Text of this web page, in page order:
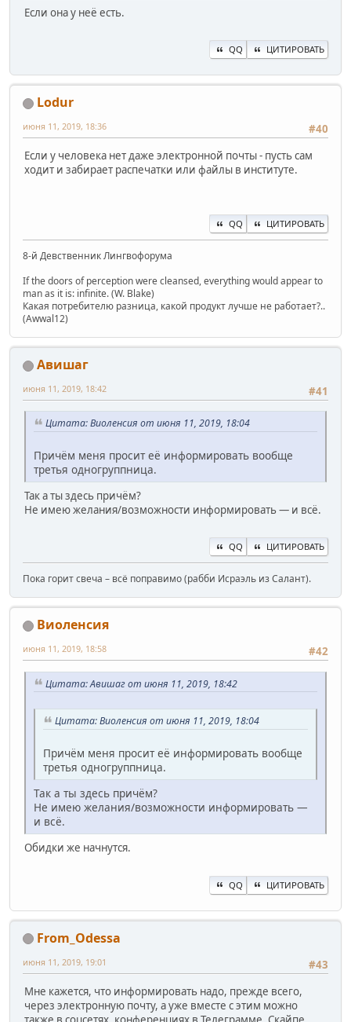
Если она у неё есть.
QQ ЦИТИРОВАТЬ
Lodur
#40
июня 11, 2019, 18:36
Если у человека нет даже электронной почты - пусть сам
ходит и забирает распечатки или файлы в институте.
QQ ЦИТИРОВАТЬ
8-й Девственник Лингвофорума
If the doors of perception were cleansed, everything would appear to
man as it is: infinite. (W. Blake)
Какая потребителю разница, какой продукт лучше не работает?..
(Awwal12)
Авишаг
#41
июня 11, 2019, 18:42
Цитата: Виоленсия от июня 11, 2019, 18:04
Причём меня просит её информировать вообще
третья одногруппница.
Так а ты здесь причём?
Не имею желания/возможности информировать — и всё.
QQ ЦИТИРОВАТЬ
Пока горит свеча – всё поправимо (рабби Исраэль из Салант).
Виоленсия
#42
июня 11, 2019, 18:58
Цитата: Авишаг от июня 11, 2019, 18:42
Цитата: Виоленсия от июня 11, 2019, 18:04
Причём меня просит её информировать вообще
третья одногруппница.
Так а ты здесь причём?
Не имею желания/возможности информировать —
и всё.
Обидки же начнутся.
QQ ЦИТИРОВАТЬ
From_Odessa
#43
июня 11, 2019, 19:01
Мне кажется, что информировать надо, прежде всего,
через электронную почту, а уже вместе с этим можно